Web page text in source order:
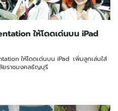
ให้โดดเด่นบน iPad
ให้โดดเด่นบน iPad เพิ่มลูกเล่นใส่
ยราชมงคลธัญบุรี